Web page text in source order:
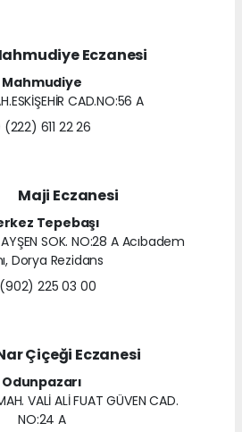
Eczanesi
Mahmudiye
CAD.NO:56 A
(222) 611 22 26
Maji Eczanesi
Tepebaşı
SOK. NO:28 A Acıbadem
Dorya Rezidans
225 03 00
Çiçeği Eczanesi
Odunpazarı
VALİ ALİ FUAT GÜVEN CAD.
NO:24 A